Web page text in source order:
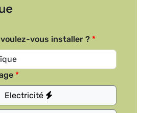
vous installer ?
Electricité